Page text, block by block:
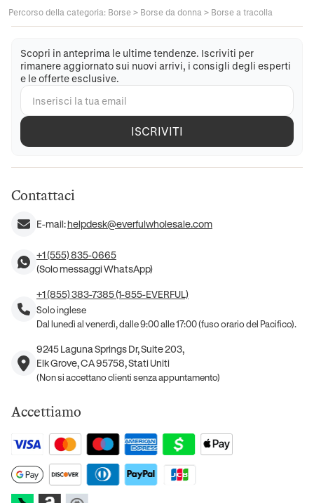
Percorso della categoria: Borse > Borse da donna > Borse a tracolla
Scopri in anteprima le ultime tendenze. Iscriviti per
rimanere aggiornato sui nuovi arrivi, i consigli degli esperti
e le offerte esclusive.
ISCRIVITI
Contattaci
E-mail:helpdesk@everfulwholesale.com
+1 (555) 835-0665
(Solo messaggi WhatsApp)
+1 (855) 383-7385 (1-855-EVERFUL)
Solo inglese
Dal lunedì al venerdì, dalle 9:00 alle 17:00 (fuso orario del Pacifico).
9245 Laguna Springs Dr, Suite 203,
Elk Grove, CA 95758, Stati Uniti
(Non si accettano clienti senza appuntamento)
Accettiamo